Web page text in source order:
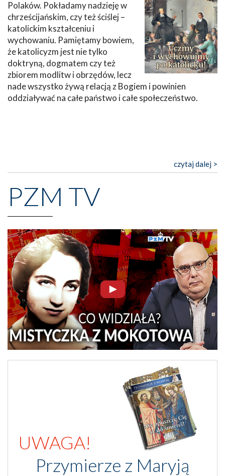
Polaków. Pokładamy nadzieję w
chrześcijańskim, czy też ściślej –
katolickim kształceniu i
wychowaniu. Pamiętamy bowiem,
że katolicyzm jest nie tylko
doktryną, dogmatem czy też
zbiorem modlitw i obrzędów, lecz
nade wszystko żywą relacją z Bogiem i powinien
oddziaływać na całe państwo i całe społeczeństwo.
czytaj dalej >
PZM TV
UWAGA!
Przymierze z Maryją